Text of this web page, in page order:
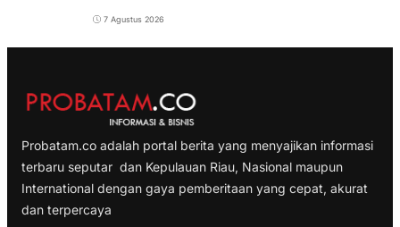
7 Agustus 2026
Probatam.co adalah portal berita yang menyajikan informasi
terbaru seputar dan Kepulauan Riau, Nasional maupun
International dengan gaya pemberitaan yang cepat, akurat
dan terpercaya